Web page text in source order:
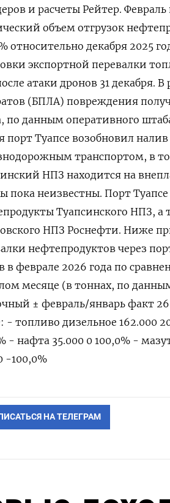
и расчеты Рейтер.
объем отгрузок
относительно декабря 2025
экспортной перевалки
атаки дронов 31 декабря.
(БПЛА) повреждения
по данным оперативного
порт Туапсе возобновил
транспортом, в
НПЗ находится ‍на
пока неизвестны. Порт
Туапсинского НПЗ, а
НПЗ Роснефти. Ниже
нефтепродуктов через
в феврале 2026 года по
месяце (в тоннах, по
± февраль/январь факт 26,
- топливо дизельное 162.000
- нафта 35.⁠000 0 100,0% -
-100,0%
НА ТЕЛЕГРАМ